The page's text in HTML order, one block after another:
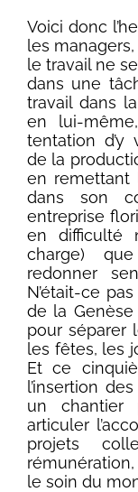
Voici donc
les
le travail ne
dans une
travail dans
en lui-
tentation d’y
de la
en remettant
dans son
entreprise
en difficulté
charge)
redonner
N’était-ce
de la
pour séparer
les fêtes, les
Et ce
l’insertion
un chantier
articuler
projets
le soin du